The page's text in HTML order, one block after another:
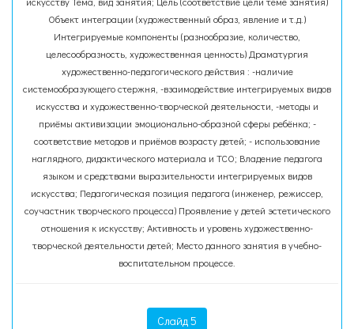
Объект интеграции (художественный образ, явление и т.д.)
Интегрируемые компоненты (разнообразие, количество,
целесообразность, художественная ценность) Драматургия
художественно-педагогического действия : -наличие
системообразующего стержня, -взаимодействие интегрируемых видов
искусства и художественно-творческой деятельности, -методы и
приёмы активизации эмоционально-образной сферы ребёнка; -
соответствие методов и приёмов возрасту детей; - использование
наглядного, дидактического материала и ТСО; Владение педагога
языком и средствами выразительности интегрируемых видов
искусства; Педагогическая позиция педагога (инженер, режиссер,
соучастник творческого процесса) Проявление у детей эстетического
отношения к искусству; Активность и уровень художественно-
творческой деятельности детей; Место данного занятия в учебно-
воспитательном процессе.
Слайд 5